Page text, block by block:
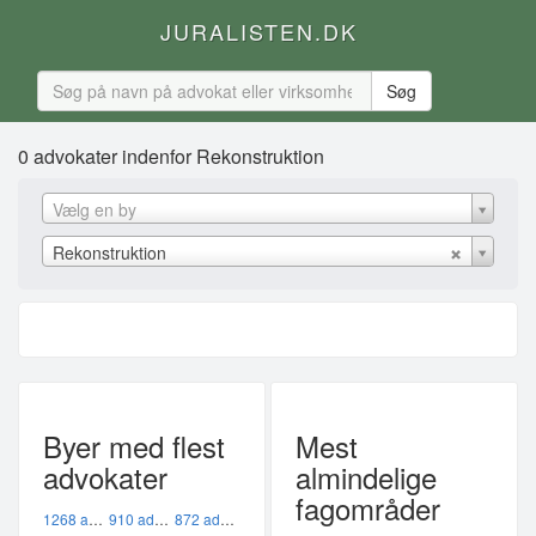
JURALISTEN.DK
0 advokater indenfor Rekonstruktion
Vælg en by
Rekonstruktion
Byer med flest
advokater
1268 advokater i København K 910 advokater i København V
872 advokater i København Ø
Mest
almindelige
fagområder